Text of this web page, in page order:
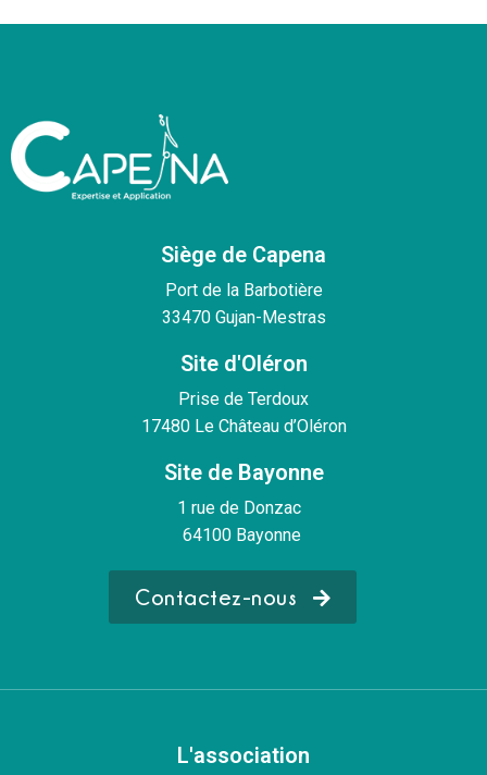
Siège de Capena
Port de la Barbotière
33470 Gujan-Mestras
Site d'Oléron
Prise de Terdoux
17480 Le Château d’Oléron
Site de Bayonne
1 rue de Donzac
64100 Bayonne
Contactez-nous
L'association